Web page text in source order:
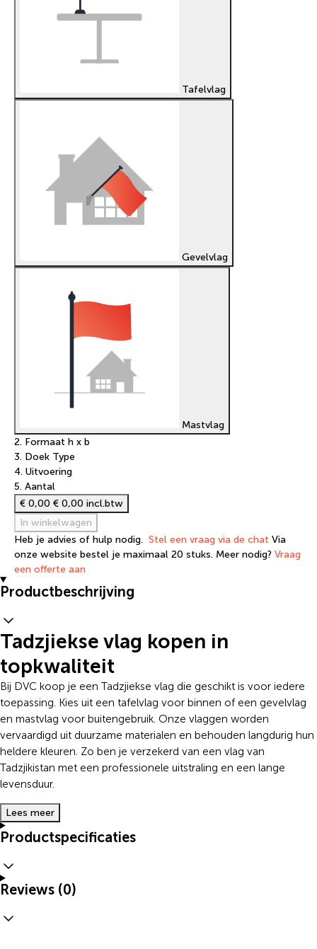
Tafelvlag
Gevelvlag
Mastvlag
2. Formaat h x b
3. Doek Type
4. Uitvoering
5. Aantal
€ 0,00 € 0,00 incl.btw
In winkelwagen
Heb je advies of hulp nodig. Stel een vraag via de chat Via
onze website bestel je maximaal 20 stuks. Meer nodig? Vraag
een offerte aan
Productbeschrijving
Tadzjiekse vlag kopen in
topkwaliteit
Bij DVC koop je een Tadzjiekse vlag die geschikt is voor iedere
toepassing. Kies uit een tafelvlag voor binnen of een gevelvlag
en mastvlag voor buitengebruik. Onze vlaggen worden
vervaardigd uit duurzame materialen en behouden langdurig hun
heldere kleuren. Zo ben je verzekerd van een vlag van
Tadzjikistan met een professionele uitstraling en een lange
levensduur.
Lees meer
Productspecificaties
Reviews (0)